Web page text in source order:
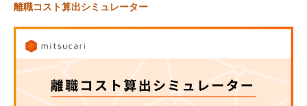
離職コスト算出シミュレーター